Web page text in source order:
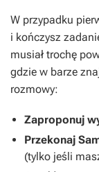
W przypadku
i kończysz
musiał trochę
gdzie w barze
rozmowy:
Zaproponuj
Przekonaj
(tylko jeśli